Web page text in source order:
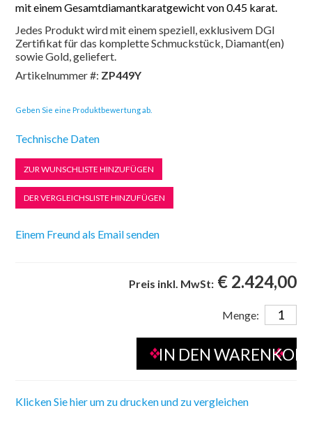
mit einem Gesamtdiamantkaratgewicht von 0.45 karat.
Jedes Produkt wird mit einem speziell, exklusivem DGI
Zertifikat für das komplette Schmuckstück, Diamant(en)
sowie Gold, geliefert.
Artikelnummer #: ZP449Y
Geben Sie eine Produktbewertung ab.
Technische Daten
Preis inkl. MwSt: € 2.424,00
Menge:
Klicken Sie hier um zu drucken und zu vergleichen